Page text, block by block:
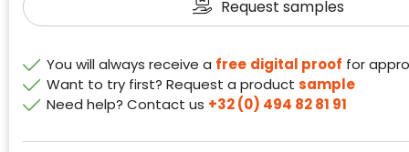
Request samples
You will always receive a free digital proof for
Want to try first? Request a product sample
Need help? Contact us +32 (0) 494 82 81 91
meegeteld in de scores.
website en de bedrijfsgegevens
onafhankelijk geverifieerd.
CONTACTGEGEVENS
Telefoonnummer:+32 479 88 00 36 Geverifieerd
E-
mia@linkkado.be Geverifieerd
Trustindex controleert websites voortdurend
op veiligheidsproblemen.